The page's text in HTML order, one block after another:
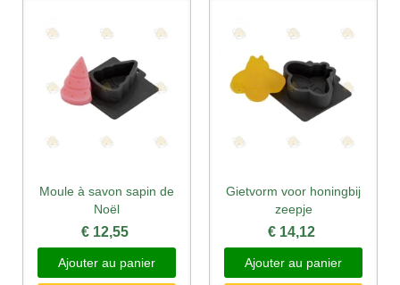
Moule à savon sapin de
Noël
€ 12,55
Ajouter au panier
Gietvorm voor honingbij
zeepje
€ 14,12
Ajouter au panier